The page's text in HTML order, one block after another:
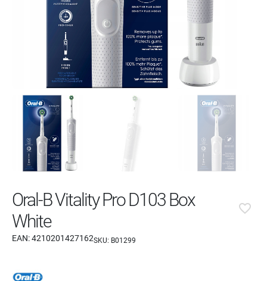
Oral-B Vitality Pro D103 Box
White
EAN:4210201427162SKU: B01299
favorite_border